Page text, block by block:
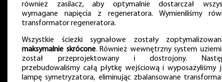
również zasilacz, aby optymalnie dostarczał
wymagane napięcia z regeneratora. Wymieniliśmy
transformator regeneratora.
Wszystkie ścieżki sygnałowe zostały
maksymalnie skrócone. Również wewnętrzny system
został przeprojektowany i dostrojony.
przebudowaliśmy całą płytkę wejściową i wyposażyliśmy
lampę symetryzatora, eliminując zbalansowane